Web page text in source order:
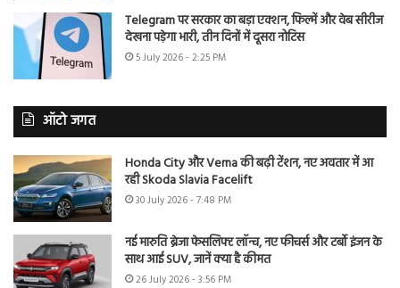
Telegram पर सरकार का बड़ा एक्शन, फिल्में और वेब सीरीज
देखना पड़ेगा भारी, तीन दिनों में दूसरा नोटिस
5 July 2026 - 2:25 PM
ऑटो जगत
Honda City और Verna की बढ़ी टेंशन, नए अवतार में आ
रही Skoda Slavia Facelift
30 July 2026 - 7:48 PM
नई मारुति ब्रेजा फेसलिफ्ट लॉन्च, नए फीचर्स और टर्बो इंजन के
साथ आई SUV, जानें क्या है कीमत
26 July 2026 - 3:56 PM